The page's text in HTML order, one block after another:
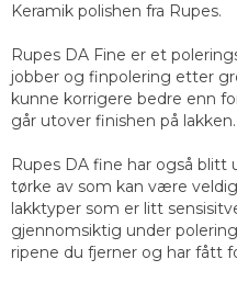
Keramik polishen fra Rupes.
Rupes DA Fine er et
jobber og finpolering etter
kunne korrigere bedre enn
går utover finishen på lakken.
Rupes DA fine har også
tørke av som kan være
lakktyper som er litt
gjennomsiktig under
ripene du fjerner og har fått